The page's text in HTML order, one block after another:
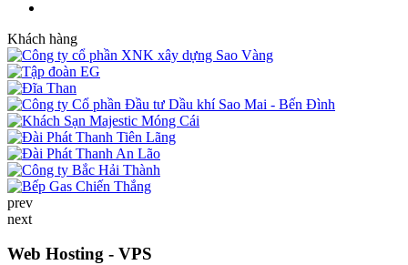
Khách hàng
prev
next
Web Hosting - VPS